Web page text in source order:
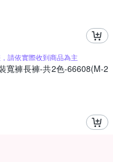
請依實際收到商品為主
寬褲長褲-共2色-66608(M-2